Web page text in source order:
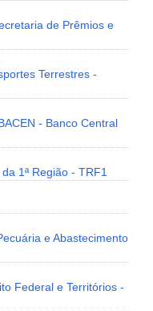
de Prêmios e
Terrestres -
- Banco Central
1ª Região - TRF1
e Abastecimento
Federal e Territórios -